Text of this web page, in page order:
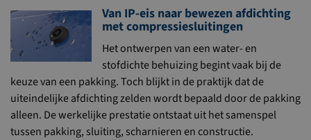
Van IP-eis naar bewezen afdichting
met compressiesluitingen
Het ontwerpen van een water- en
stofdichte behuizing begint vaak bij de
keuze van een pakking. Toch blijkt in de praktijk dat de
uiteindelijke afdichting zelden wordt bepaald door de pakking
alleen. De werkelijke prestatie ontstaat uit het samenspel
tussen pakking, sluiting, scharnieren en constructie.